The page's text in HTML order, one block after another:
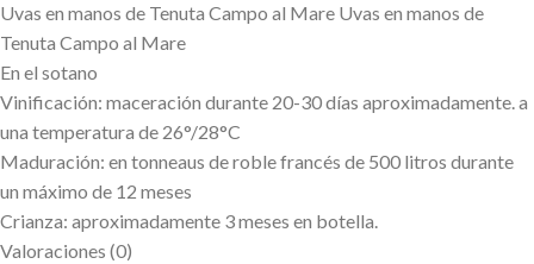
Uvas en manos de Tenuta Campo al Mare Uvas en manos de
Tenuta Campo al Mare
En el sotano
Vinificación: maceración durante 20-30 días aproximadamente. a
una temperatura de 26°/28°C
Maduración: en tonneaus de roble francés de 500 litros durante
un máximo de 12 meses
Crianza: aproximadamente 3 meses en botella.
Valoraciones (0)